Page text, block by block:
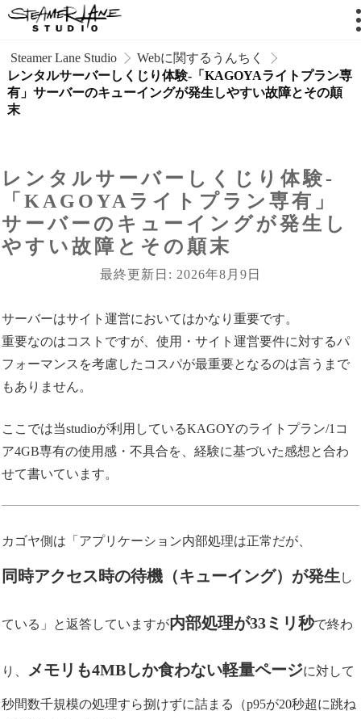
Steamer Lane Studio
Webに関するうんちく
レンタルサーバーしくじり体験-「KAGOYAライトプラン専
有」サーバーのキューイングが発生しやすい故障とその顛
末
レンタルサーバーしくじり体験-
「KAGOYAライトプラン専有」
サーバーのキューイングが発生し
やすい故障とその顛末
最終更新日: 2026年8月9日
サーバーはサイト運営においてはかなり重要です。
重要なのはコストですが、使用・サイト運営要件に対するパ
フォーマンスを考慮したコスパが最重要となるのは言うまで
もありません。
ここでは当studioが利用しているKAGOYのライトプラン/1コ
ア4GB専有の使用感・不具合を、経験に基づいた感想と合わ
せて書いています。
カゴヤ側は「アプリケーション内部処理は正常だが、
同時アクセス時の待機（キューイング）が発生 し
ている」と返答していますが内部処理が33ミリ秒で終わ
り、 メモリも4MBしか食わない軽量ページに対して
秒間数千規模の処理すら捌けずに詰まる（p95が20秒超に跳ね